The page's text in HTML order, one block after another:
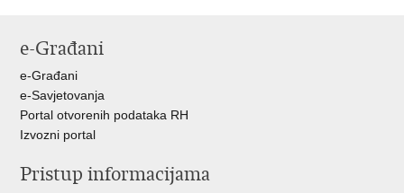
e-Građani
e-Građani
e-Savjetovanja
Portal otvorenih podataka RH
Izvozni portal
Pristup informacijama